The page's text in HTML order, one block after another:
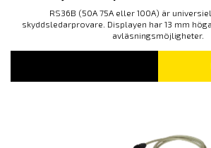
RS36B (50A 75A eller 100A) är
skyddsledarprovare. Displayen har 13 mm
avläsningsmöjligheter.